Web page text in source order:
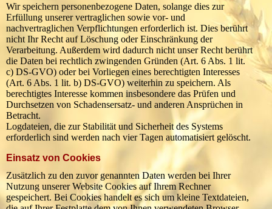
Wir speichern personenbezogene Daten, solange dies zur
Erfüllung unserer vertraglichen sowie vor- und
nachvertraglichen Verpflichtungen erforderlich ist. Dies berührt
nicht Ihr Recht auf Löschung oder Einschränkung der
Verarbeitung. Außerdem wird dadurch nicht unser Recht berührt
die Daten bei rechtlich zwingenden Gründen (Art. 6 Abs. 1 lit.
c) DS-GVO) oder bei Vorliegen eines berechtigten Interesses
(Art. 6 Abs. 1 lit. b) DS-GVO) weiterhin zu speichern. Als
berechtigtes Interesse kommen insbesondere das Prüfen und
Durchsetzen von Schadensersatz- und anderen Ansprüchen in
Betracht.
Logdateien, die zur Stabilität und Sicherheit des Systems
erforderlich sind werden nach vier Tagen automatisiert gelöscht.
Einsatz von Cookies
Zusätzlich zu den zuvor genannten Daten werden bei Ihrer
Nutzung unserer Website Cookies auf Ihrem Rechner
gespeichert. Bei Cookies handelt es sich um kleine Textdateien,